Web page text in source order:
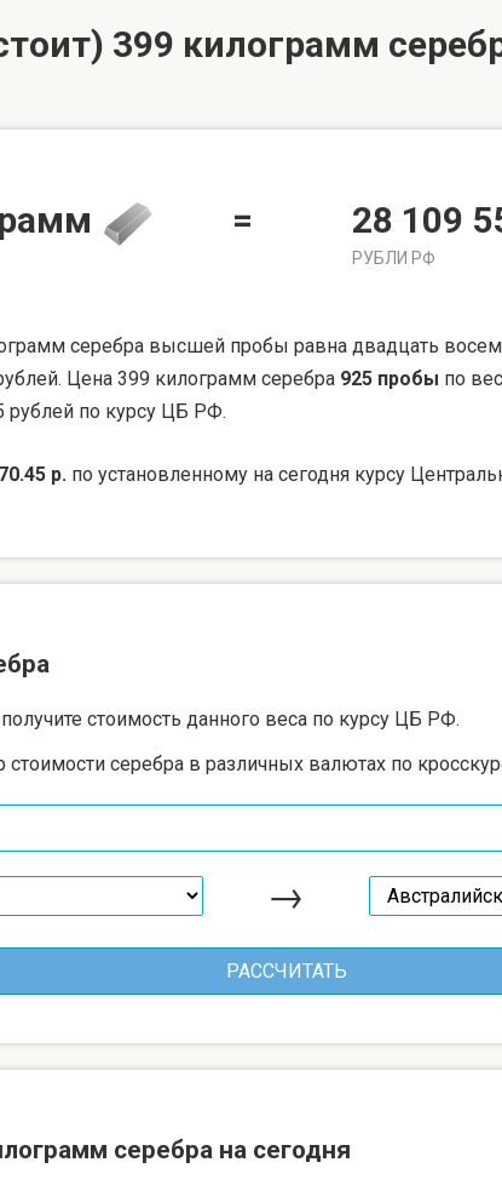
399 килограмм
= 28 109
РУБЛИ РФ
серебра высшей пробы равна двадцать
Цена 399 килограмм серебра 925 пробы по
рублей по курсу ЦБ РФ.
70.45 р. по установленному на сегодня курсу
стоимость данного веса по курсу ЦБ РФ.
стоимости серебра в различных валютах по
→
серебра на сегодня